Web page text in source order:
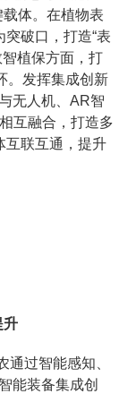
体。在植物表
破口，打造“表
植保方面，打
。发挥集成创新
无人机、AR智
互融合，打造多
互联互通，提升
升
通过智能感知、
能装备集成创